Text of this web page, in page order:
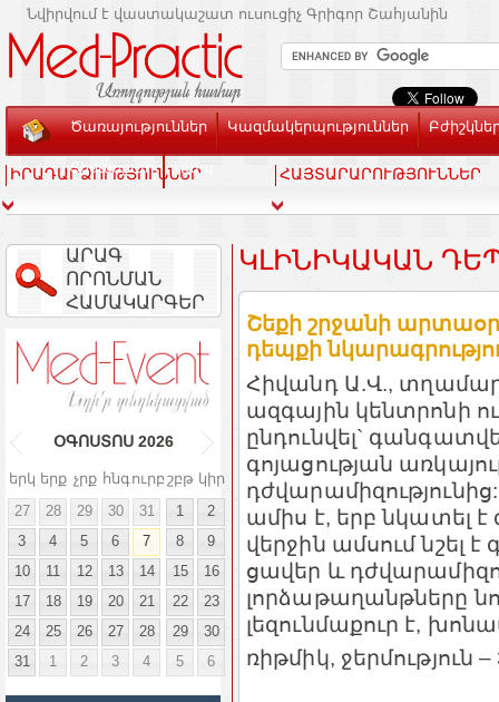
Նվիրվում է վաստակաշատ ուսուցիչ Գրիգոր Շահյանին
Ծառայություններ Կազմակերպություններ
Տեսասրահ Կապ
ԻՐԱԴԱՐՁՈՒԹՅՈՒՆՆԵՐ ՀԱՅՏԱՐԱՐՈՒԹՅՈՒՆՆԵՐ
ԱՐԱԳ
ՈՐՈՆՄԱՆ
ՀԱՄԱԿԱՐԳԵՐ
ՕԳՈՍՏՈՍ 2026
երկ երք չրք հնգուրբ շբթ կիր
27
28 29 30 31 1
2
3
4 5 6 7 8
9
10
11 12 13 14 15
16
17
18 19 20 21 22
23
24
25 26 27 28 29
30
31
1 2 3 4 5 6
ԿԼԻՆԻԿԱԿԱՆ
Շեքի շրջանի
դեպքի
Հիվանդ Ա.Վ.,
ազգային կենտրոնի
ընդունվել`
գոյացության
ամիս է, երբ նկատել է
վերջին ամսում նշել
ցավեր և
լորձաթաղանթները
լեզունմաքուր է,
ռիթմիկ, ջերմություն –